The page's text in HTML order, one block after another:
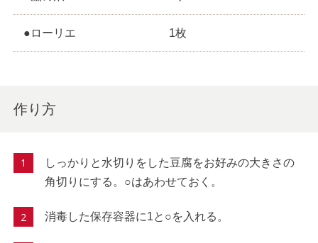
●ローリエ 1枚
作り方
しっかりと水切りをした豆腐をお好みの大きさの
角切りにする。○はあわせておく。
消毒した保存容器に1と○を入れる。